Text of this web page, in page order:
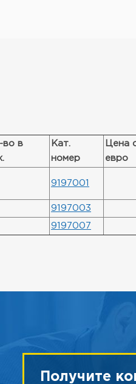
во в
Кат.
номер
Цена
евро
9197001
9197003
9197007
Получите